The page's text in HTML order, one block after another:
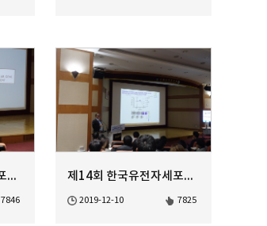
제14회 한국유전자세포치료학회 정기학술대회 AAV Gene Therapy-1
7846
제14회 한국유전자세포치료학회 정기학술대회 Gene based Immune ...
2019-12-10 7825